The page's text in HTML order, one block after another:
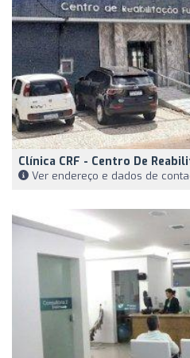
Clínica CRF - Centro De
Ver endereço e dados de